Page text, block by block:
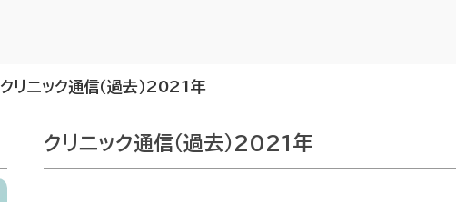
クリニック通信（過去）2021年
クリニック通信（過去）2021年